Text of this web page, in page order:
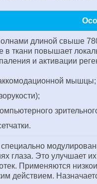
длиной свыше
в ткани повышает
и активации
мышцы;
специально
глаза. Это улучшает
Применяются
действием.